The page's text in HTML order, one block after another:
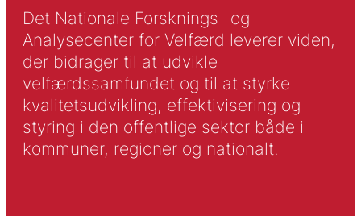
Det Nationale Forsknings- og
Analysecenter for Velfærd leverer viden,
der bidrager til at udvikle
velfærdssamfundet og til at styrke
kvalitetsudvikling, effektivisering og
styring i den offentlige sektor både i
kommuner, regioner og nationalt.